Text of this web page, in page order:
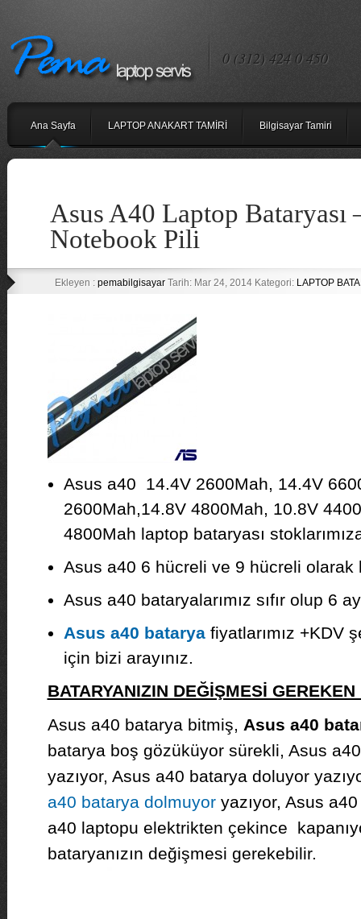
0 (312) 424 0 450
Ana Sayfa LAPTOP ANAKART TAMİRİ Bilgisayar Tamiri
Asus A40 Laptop Bataryası
Notebook Pili
Ekleyen : pemabilgisayarTarih: Mar 24, 2014 Kategori: LAPTOP
Asus a40 14.4V 2600Mah, 14.4V
2600Mah,14.8V 4800Mah, 10.8V
4800Mah laptop bataryası
Asus a40 6 hücreli ve 9 hücreli olarak
Asus a40 bataryalarımız sıfır olup 6
Asus a40 bataryafiyatlarımız +KDV
için bizi arayınız.
BATARYANIZIN DEĞİŞMESİ
Asus a40 batarya bitmiş, Asus a40
batarya boş gözüküyor sürekli, Asus
yazıyor, Asus a40 batarya doluyor
a40 batarya dolmuyoryazıyor, Asus
a40 laptopu elektrikten çekince
bataryanızın değişmesi gerekebilir.